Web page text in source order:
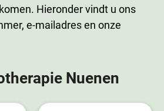
Hieronder vindt u ons
e-mailadres en onze
Nuenen